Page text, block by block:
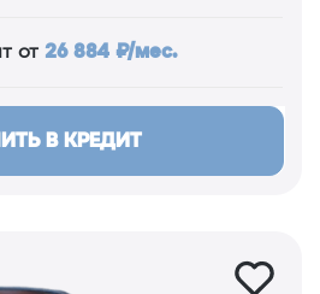
от 26 884 ₽/мес.
В КРЕДИТ